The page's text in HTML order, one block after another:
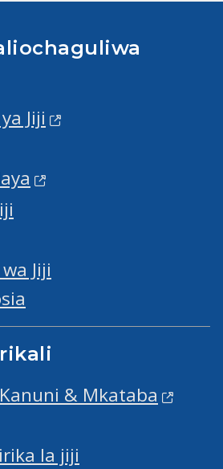
Jiji
Jiji
& Mkataba
la jiji